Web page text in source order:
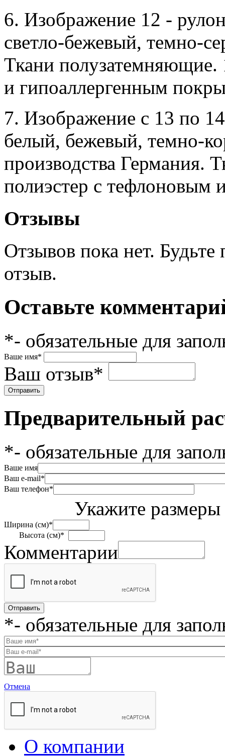
6. Изображение 12 -
светло-бежевый, темно-
Ткани полузатемняющие.
и гипоаллергенным
7. Изображение с 13 по
белый, бежевый, темно-
производства Германия.
полиэстер с тефлоновым
Отзывы
Отзывов пока нет.
отзыв.
Оставьте
*- обязательные для
Ваше имя*
Ваш отзыв*
Предварительный
*- обязательные для
Ваше имя
Ваш e-mail*
Ваш телефон*
Укажите размеры
Ширина (см)*
Высота (см)*
Комментарии
*- обязательные для
Отмена
О компании